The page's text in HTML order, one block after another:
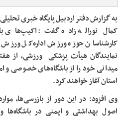
به گزارش دفتر اردبیل پایگاه خبری
کمال نوراله زاده گفت: اکیپ‌های
کارشناسان حوزه ورزش اداره‌کل ورزش
نمایندگان هیأت‌ پزشکی ورزشی، از
میدانی خود را از باشگاه‌های خصوصی و
استان آغاز خواهند کرد.
وی افزود: در این دور از بازرسی‌ها،
اصول بهداشتی و ایمنی در باشگاه‌ها